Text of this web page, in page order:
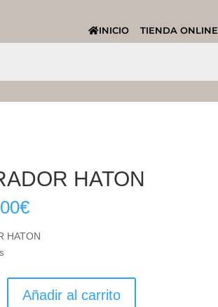
INICIO TIENDA ONLINE
HATON
€
HATON
Añadir al carrito